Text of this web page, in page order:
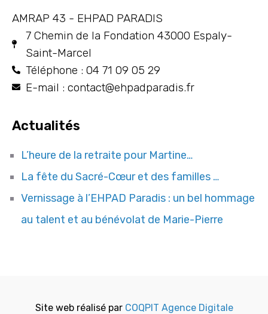
AMRAP 43 - EHPAD PARADIS
7 Chemin de la Fondation 43000 Espaly-
Saint-Marcel
Téléphone : 04 71 09 05 29
E-mail : contact@ehpadparadis.fr
Actualités
L’heure de la retraite pour Martine…
La fête du Sacré-Cœur et des familles …
Vernissage à l’EHPAD Paradis : un bel hommage
au talent et au bénévolat de Marie-Pierre
Site web réalisé par COQPIT Agence Digitale